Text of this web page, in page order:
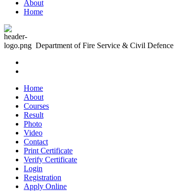
About
Home
Department of Fire Service & Civil Defence
Home
About
Courses
Result
Photo
Video
Contact
Print Certificate
Verify Certificate
Login
Registration
Apply Online